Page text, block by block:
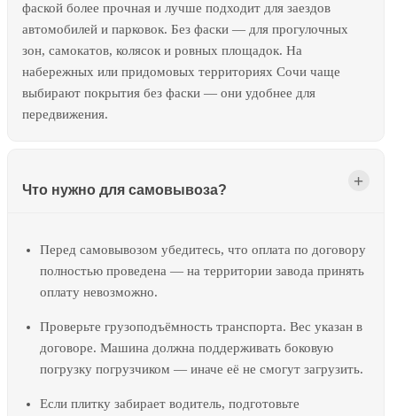
фаской более прочная и лучше подходит для заездов
автомобилей и парковок. Без фаски — для прогулочных
зон, самокатов, колясок и ровных площадок. На
набережных или придомовых территориях Сочи чаще
выбирают покрытия без фаски — они удобнее для
передвижения.
Что нужно для самовывоза?
Перед самовывозом убедитесь, что оплата по договору
полностью проведена — на территории завода принять
оплату невозможно.
Проверьте грузоподъёмность транспорта. Вес указан в
договоре. Машина должна поддерживать боковую
погрузку погрузчиком — иначе её не смогут загрузить.
Если плитку забирает водитель, подготовьте